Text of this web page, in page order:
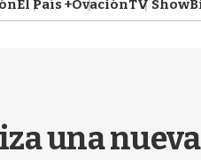
El País +OvaciónTV Show
una